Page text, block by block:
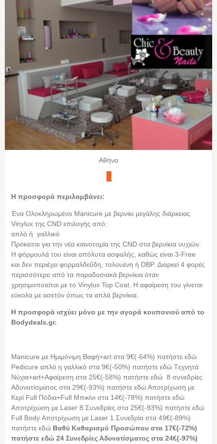
Αθήνα
Η προσφορά περιλαμβάνει:
Ένα Ολοκληρωμένο Manicure με βερνίκι μεγάλης διάρκειας
Vinylux της CND επιλογής από:
απλό ή γαλλικό
Πρόκειται για την νέα καινοτομία της CND στα βερνίκια νυχιών.
Η φόρμουλά του είναι απόλυτα ασφαλής, καθώς είναι 3-Free
και δεν περιέχει φορμαλδεΰδη, τολουένη ή DBP. Διαρκεί 4 φορές
περισσότερο από τα παραδοσιακά βερνίκια όταν
χρησιμοποιείται με το Vinylux Top Coat. H αφαίρεση του γίνεται
εύκολα με ασετόν όπως τα απλά βερνίκια.
Η προσφορά ισχύει μόνο με την αγορά κουπονιού από τo
Bodydeals.gr.
Manicure με Ημιμόνιμη Βαφή+art στα 9€(-64%) πατήστε εδώ
Pedicure απλό η γαλλικό στα 9€(-50%) πατήστε εδώ Tεχνητά
Νύχια+art+Aφαίρεση στα 25€(-58%) πατήστε εδώ 8 συνεδρίες
Αδυνατίσματος στα 29€(-93%) πατήστε εδώ Αποτρίχωση με
Κερί Full Πόδια+Full Μπικίνι στα 14€(-78%) πατήστε εδώ
Αποτρίχωση με Laser 8 Συνεδρίες στα 25€(-93%) πατήστε εδώ
Full Body Αποτρίχωση με Laser 1 Συνεδρία στα 49€(-89%)
πατήστε εδώ Βαθύ Καθαρισμό Προσώπου στα 17€(-72%)
πατήστε εδώ 24 Συνεδρίες Αδυνατίσματος στα 24€(-97%)